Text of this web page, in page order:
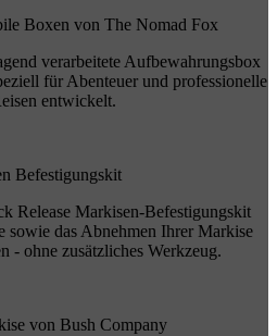
Boxen von The Nomad Fox
verarbeitete Aufbewahrungsbox
für Abenteuer und professionelle
entwickelt.
Befestigungskit
Release Markisen-Befestigungskit
sowie das Abnehmen Ihrer Markise
- ohne zusätzliches Werkzeug.
von Bush Company